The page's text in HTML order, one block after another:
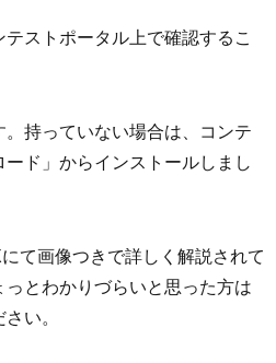
ストポータル上で確認するこ
持っていない場合は、コンテ
ド」からインストールしまし
て画像つきで詳しく解説されて
とわかりづらいと思った方は
い。